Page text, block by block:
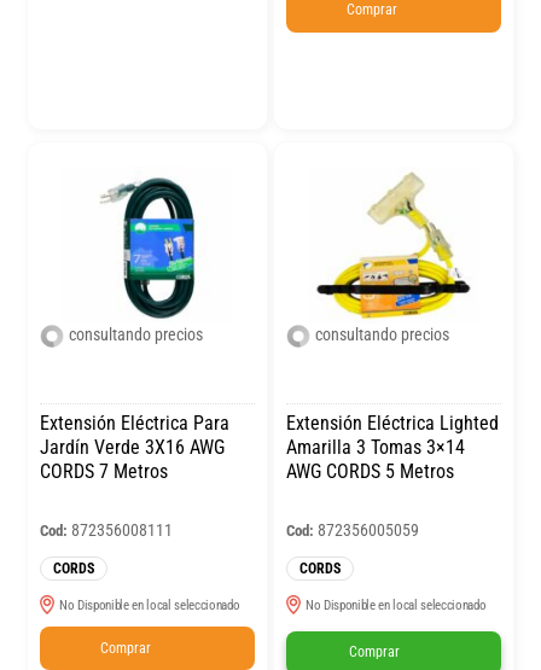
Comprar
consultando precios
Extensión Eléctrica Para
Jardín Verde 3X16 AWG
CORDS 7 Metros
Cod: 872356008111
CORDS
No Disponible en local seleccionado
Comprar
consultando precios
Extensión Eléctrica Lighted
Amarilla 3 Tomas 3×14
AWG CORDS 5 Metros
Cod: 872356005059
CORDS
No Disponible en local seleccionado
Comprar